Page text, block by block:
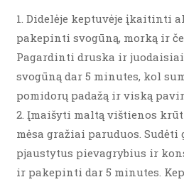
1. Didelėje keptuvėje įkaitinti
pakepinti svogūną, morką ir
Pagardinti druska ir
svogūną dar 5 minutes, kol
pomidorų padažą ir viską
2. Įmaišyti maltą vištienos
mėsa gražiai paruduos.
pjaustytus pievagrybius ir
ir pakepinti dar 5 minutes.